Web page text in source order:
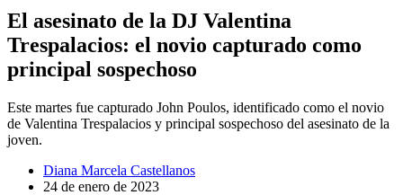
El asesinato de la DJ Valentina
Trespalacios: el novio capturado como
principal sospechoso
Este martes fue capturado John Poulos, identificado como el novio
de Valentina Trespalacios y principal sospechoso del asesinato de la
joven.
Diana Marcela Castellanos
24 de enero de 2023